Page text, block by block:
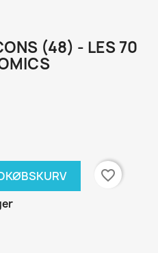
(48) - LES 70
favorite_border